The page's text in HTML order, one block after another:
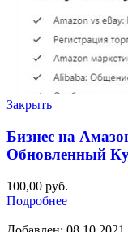
Закрыть
Бизнес на
Обновленный
100,00 руб.
Подробнее